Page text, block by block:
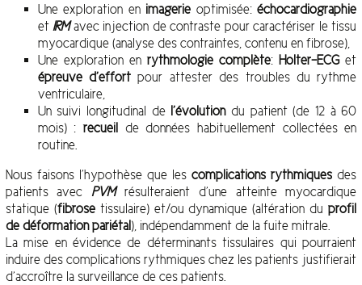
Une exploration en imagerie optimisée:échocardiographie
et IRMavec injection de contraste pour caractériser le tissu
myocardique (analyse des contraintes, contenu en fibrose),
Une exploration enrythmologie complète: Holter-ECGet
épreuve d’effort pour attester des troubles du rythme
ventriculaire,
Un suivi longitudinal de l’évolutiondu patient (de 12 à 60
mois) :recueil de données habituellement collectées en
routine.
Nous faisons l’hypothèse que lescomplications rythmiques des
patients avec PVMrésulteraient d’une atteinte myocardique
statique (fibrosetissulaire) et/ou dynamique (altération duprofil
de déformation pariétal), indépendamment de la fuite mitrale.
La mise en évidence de déterminants tissulaires qui pourraient
induire des complications rythmiques chez les patients justifierait
d’accroître la surveillance de ces patients.